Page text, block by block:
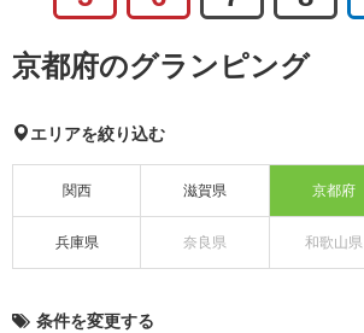
京都府のグランピング
エリアを絞り込む
関西 滋賀県 京都府
兵庫県 奈良県 和歌山県
条件を変更する